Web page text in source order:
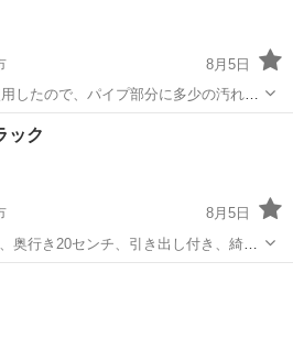
8月5日
したので、パイプ部分に多少の汚れは
マーカーのサイズとなります。 ネジを
椅子は付きません。 写真はネット写真
フィス用家具
ック
8月5日
奥行き20センチ、引き出し付き、綺麗